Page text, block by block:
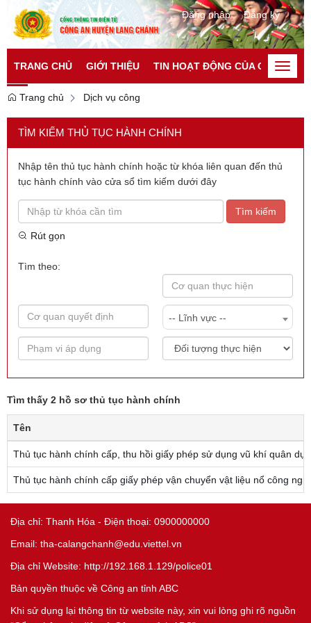
Đăng nhập Đăng ký
TRANG CHỦ GIỚI THIỆU TIN HOẠT ĐỘNG CỦA CATPToggle
Trang chủ
Dịch vụ công
TÌM KIẾM THỦ TỤC HÀNH CHÍNH
Nhập tên thủ tục hành chính hoặc từ khóa liên quan đến thủ
tục hành chính vào cửa sổ tìm kiếm dưới đây
Tìm kiếm
Rút gọn
Tìm theo:
-- Lĩnh vực --
Tìm thấy 2 hồ sơ thủ tục hành chính
Tên
Thủ tục hành chính cấp, thu hồi giấy phép sử dụng vũ khí quân
Thủ tục hành chính cấp giấy phép vận chuyển vật liệu nổ công
Địa chỉ: Thanh Hóa - Điện thoại: 0900000000
Email: tha-calangchanh@edu.viettel.vn
Địa chỉ Website: http://192.168.1.129/police01
Bản quyền thuộc về Công an tỉnh ABC
Khi sử dụng lại thông tin từ website này, xin vui lòng ghi rõ nguồn